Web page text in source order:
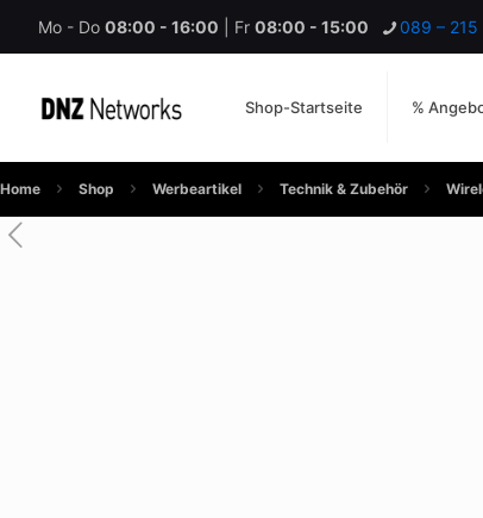
Mo - Do 08:00 - 16:00 | Fr 08:00 - 15:00 089 –
Shop-Startseite %
Home Shop Werbeartikel Technik & Zubehör